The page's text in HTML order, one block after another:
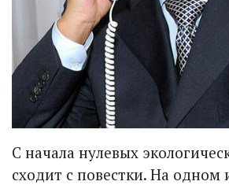
С начала нулевых
сходит с повестки. На одном